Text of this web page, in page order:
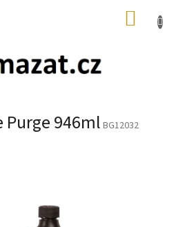
Purge 946ml BG12032